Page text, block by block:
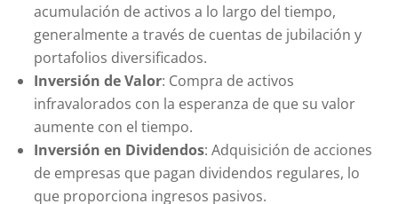
acumulación de activos a lo largo del tiempo,
generalmente a través de cuentas de jubilación y
portafolios diversificados.
Inversión de Valor: Compra de activos
infravalorados con la esperanza de que su valor
aumente con el tiempo.
Inversión en Dividendos: Adquisición de acciones
de empresas que pagan dividendos regulares, lo
que proporciona ingresos pasivos.